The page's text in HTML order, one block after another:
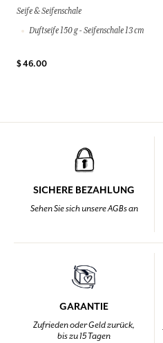
Seife & Seifenschale
Duftseife 150 g - Seifenschale 13 cm
$ 46.00
SICHERE BEZAHLUNG
Sehen Sie sich unsere AGBs an
GARANTIE
Zufrieden oder Geld zurück,
bis zu 15 Tagen